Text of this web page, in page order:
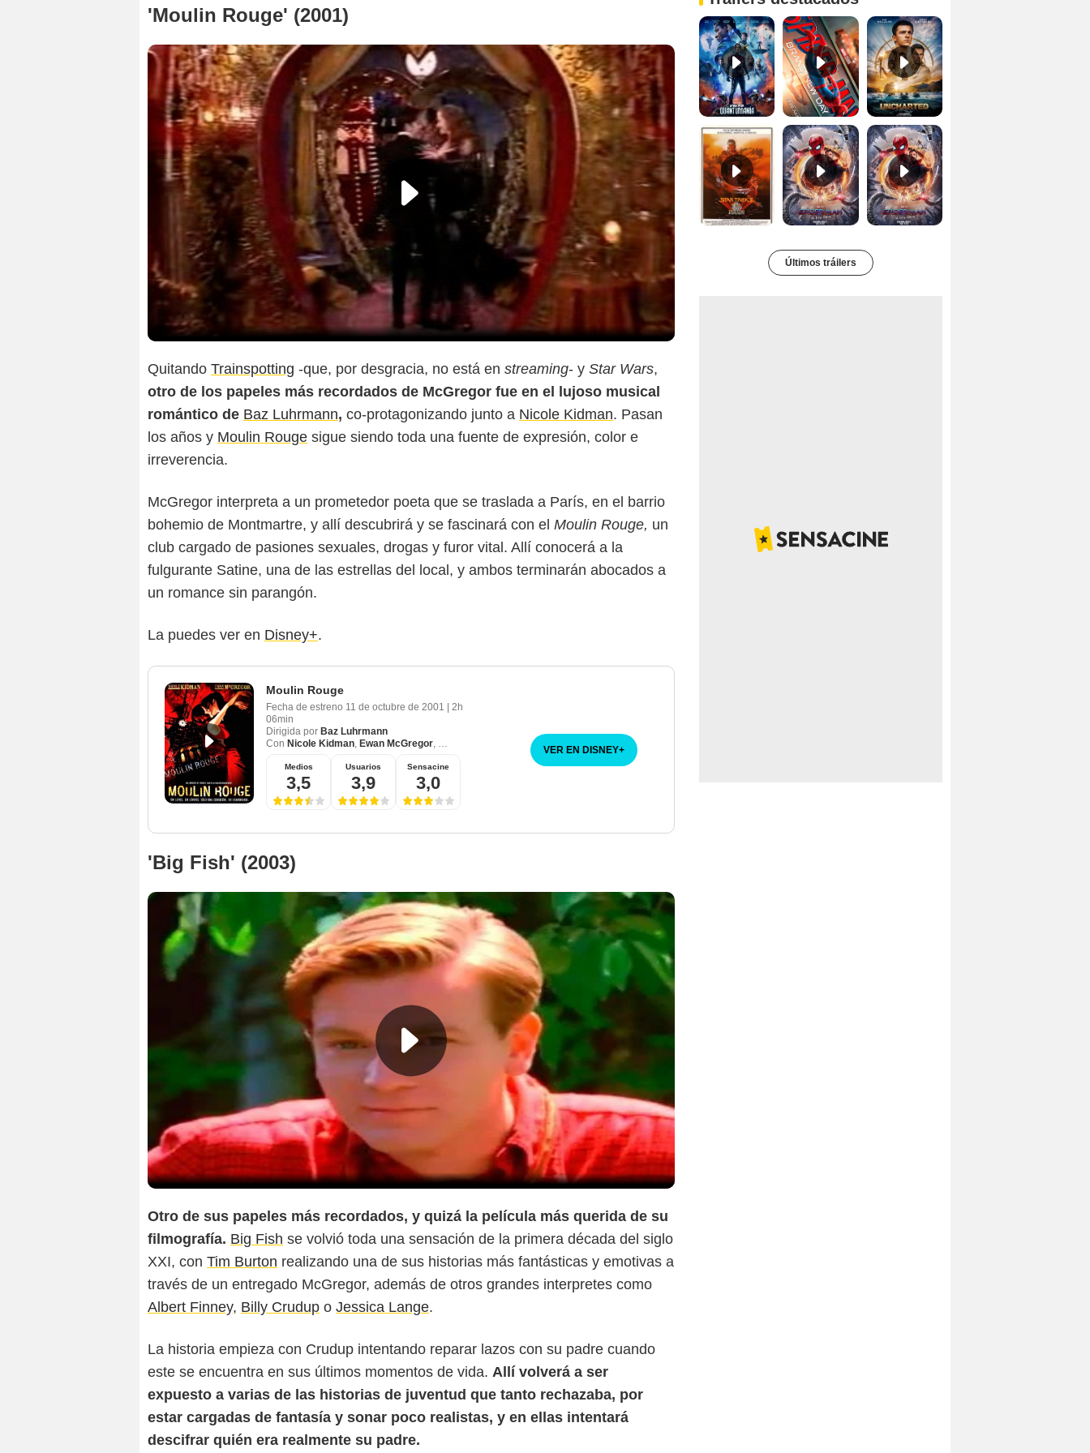
'Moulin Rouge' (2001)
Quitando Trainspotting -que, por desgracia, no está en streaming- y Star Wars,
otro de los papeles más recordados de McGregor fue en el lujoso musical
romántico de Baz Luhrmann, co-protagonizando junto a Nicole Kidman. Pasan
los años y Moulin Rouge sigue siendo toda una fuente de expresión, color e
irreverencia.
McGregor interpreta a un prometedor poeta que se traslada a París, en el barrio
bohemio de Montmartre, y allí descubrirá y se fascinará con el Moulin Rouge, un
club cargado de pasiones sexuales, drogas y furor vital. Allí conocerá a la
fulgurante Satine, una de las estrellas del local, y ambos terminarán abocados a
un romance sin parangón.
La puedes ver en Disney+.
Moulin Rouge
Fecha de estreno 11 de octubre de 2001
2h
06min
Dirigida por Baz Luhrmann
Con Nicole Kidman, Ewan McGregor, John Leguizamo
Medios
3,5
Usuarios
3,9
Sensacine
3,0
VER EN DISNEY+
'Big Fish' (2003)
Otro de sus papeles más recordados, y quizá la película más querida de su
filmografía. Big Fish se volvió toda una sensación de la primera década del siglo
XXI, con Tim Burton realizando una de sus historias más fantásticas y emotivas a
través de un entregado McGregor, además de otros grandes interpretes como
Albert Finney, Billy Crudup o Jessica Lange.
La historia empieza con Crudup intentando reparar lazos con su padre cuando
este se encuentra en sus últimos momentos de vida. Allí volverá a ser
expuesto a varias de las historias de juventud que tanto rechazaba, por
estar cargadas de fantasía y sonar poco realistas, y en ellas intentará
descifrar quién era realmente su padre.
Ant-Man y la Avispa: Quantumanía Tráiler (2) Spider-Man: Brand New Day Tráiler (3)
Star Trek II: la ira de Khan Tráiler VO Spider-Man: No Way Home Teaser Tráiler 'Spider-Man: No Way Home'
Últimos tráilers